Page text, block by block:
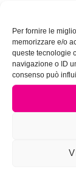
Per fornire le
memorizzare e/o
queste tecnologie
navigazione o ID
consenso può
Corsi
Prodotti per
piercing a